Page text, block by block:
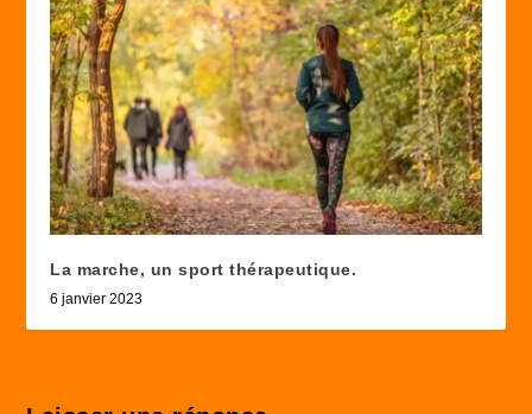
La marche, un sport thérapeutique.
6 janvier 2023